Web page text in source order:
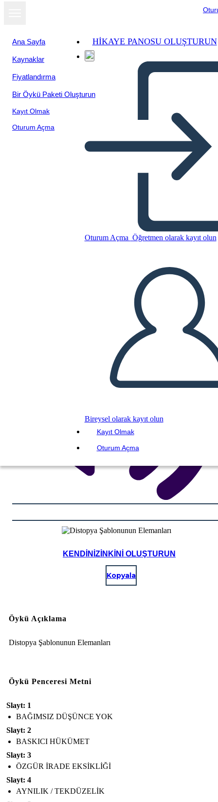
Ana Sayfa
Kaynaklar
Fiyatlandırma
Bir Öykü Paketi Oluşturun
Kayıt Olmak
Oturum Açma
HIKAYE PANOSU OLUŞTURUN
Oturum Açma Öğretmen olarak kayıt olun
Bireysel olarak kayıt olun
Kayıt Olmak
Oturum Açma
SLAYT GÖSTERİSİNİ OYNAT
BENİ OKU
KENDINIZINKINI OLUŞTURUN
Kopyala
Öykü Açıklama
Distopya Şablonunun Elemanları
Öykü Penceresi Metni
Slayt: 1
BAĞIMSIZ DÜŞÜNCE YOK
Slayt: 2
BASKICI HÜKÜMET
Slayt: 3
ÖZGÜR İRADE EKSİKLİĞİ
Slayt: 4
AYNILIK / TEKDÜZELİK